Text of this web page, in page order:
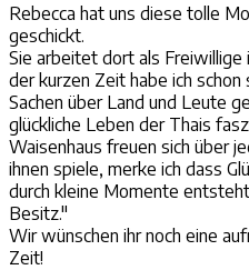
Rebecca hat uns diese tolle
geschickt.
Sie arbeitet dort als Freiwillige
der kurzen Zeit habe ich
Sachen über Land und Leute
glückliche Leben der Thais
Waisenhaus freuen sich über
ihnen spiele, merke ich dass
durch kleine Momente
Besitz."
Wir wünschen ihr noch eine
Zeit!